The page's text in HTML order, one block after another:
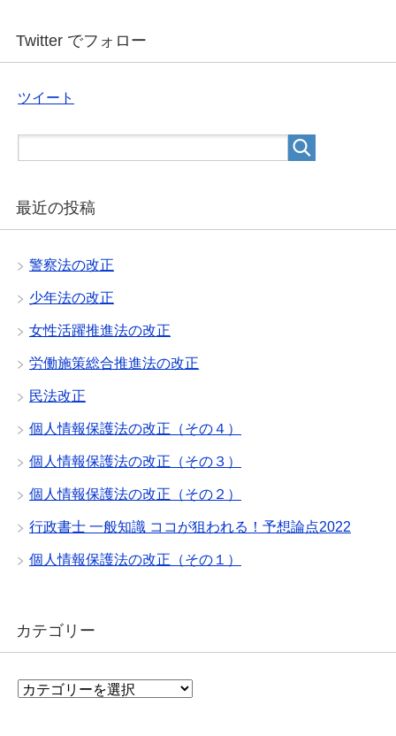
Twitter でフォロー
ツイート
最近の投稿
警察法の改正
少年法の改正
女性活躍推進法の改正
労働施策総合推進法の改正
民法改正
個人情報保護法の改正（その４）
個人情報保護法の改正（その３）
個人情報保護法の改正（その２）
行政書士 一般知識 ココが狙われる！予想論点2022
個人情報保護法の改正（その１）
カテゴリー
カ